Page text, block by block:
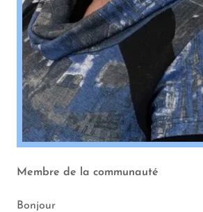
Membre de la communauté
Bonjour